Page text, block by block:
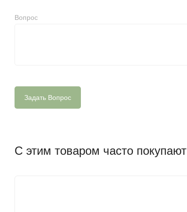
Вопрос
С этим товаром часто покупают